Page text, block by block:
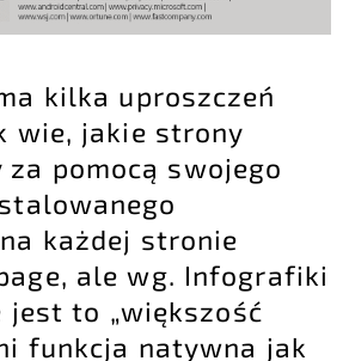
kilka uproszczeń
wie, jakie strony
za pomocą swojego
każdej stronie
ale wg. Infografiki
jest to „większość
funkcja natywna jak